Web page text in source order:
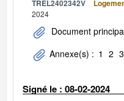
TREL2402342V
2024
Document
Annexe(s) : 1 2 3
Signé le : 08-02-2024